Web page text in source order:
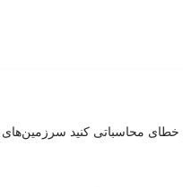
محاسباتی کنید سرزمین‌های